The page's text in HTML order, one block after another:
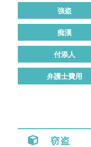
強盗
痴漢
付添人
弁護士費用
窃盗